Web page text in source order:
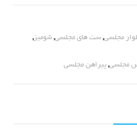
مجلسی,ست های مجلسی,شومیز,
مجلسی,پیراهن مجلسی